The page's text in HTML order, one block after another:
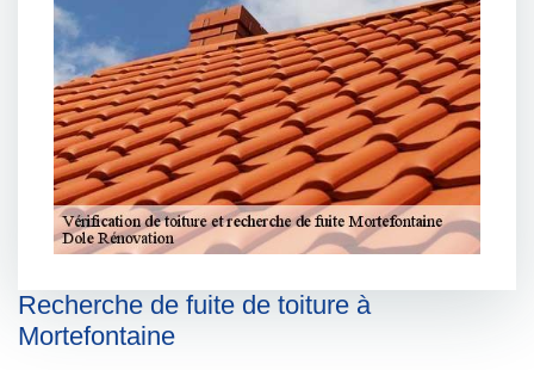
Recherche de fuite de toiture à
Mortefontaine